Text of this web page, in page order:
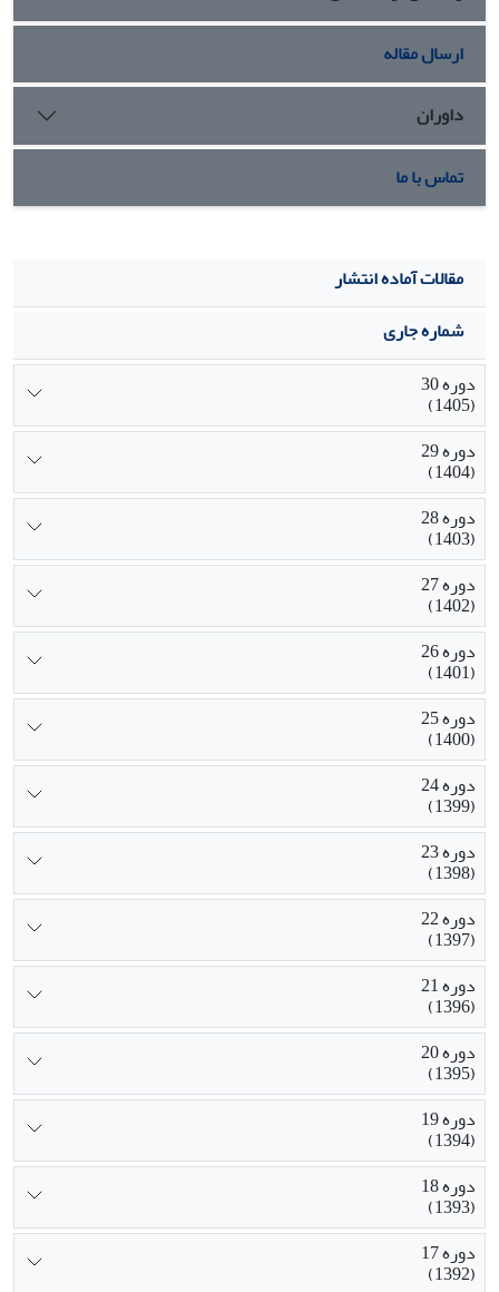
ارسال مقاله
داوران
تماس با ما
مقالات آماده انتشار
شماره جاری
دوره 30
(1405)
دوره 29
(1404)
دوره 28
(1403)
دوره 27
(1402)
دوره 26
(1401)
دوره 25
(1400)
دوره 24
(1399)
دوره 23
(1398)
دوره 22
(1397)
دوره 21
(1396)
دوره 20
(1395)
دوره 19
(1394)
دوره 18
(1393)
دوره 17
(1392)